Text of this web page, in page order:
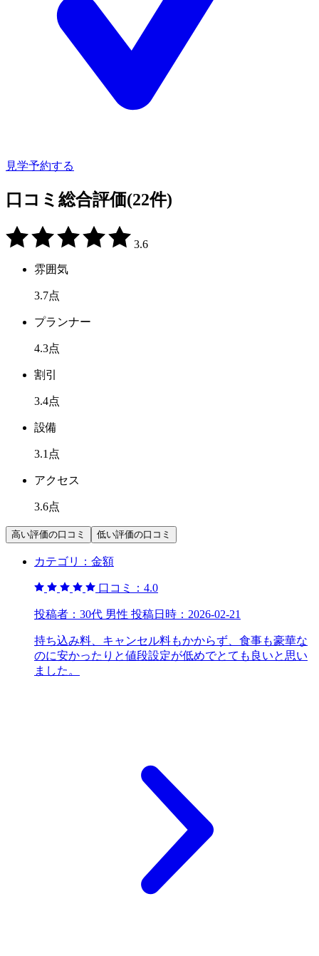
見学予約する
口コミ総合評価(22件)
3.6
雰囲気
3.7点
プランナー
4.3点
割引
3.4点
設備
3.1 点
アクセス
3.6点
高い評価の口コミ 低い評価の口コミ
カテゴリ： 金額
口コミ： 4.0
投稿者： 30代 男性 投稿日時： 2026-02-21
持ち込み料、キャンセル料もかからず、食事も豪華な
のに安かったりと値段設定が低めでとても良いと思い
ました。